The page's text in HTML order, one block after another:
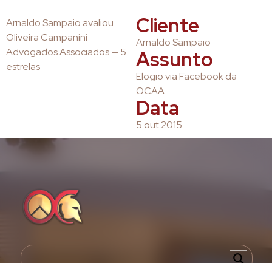
Arnaldo Sampaio avaliou
Oliveira Campanini
Advogados Associados — 5
estrelas
Cliente
Arnaldo Sampaio
Assunto
Elogio via Facebook da
OCAA
Data
5 out 2015